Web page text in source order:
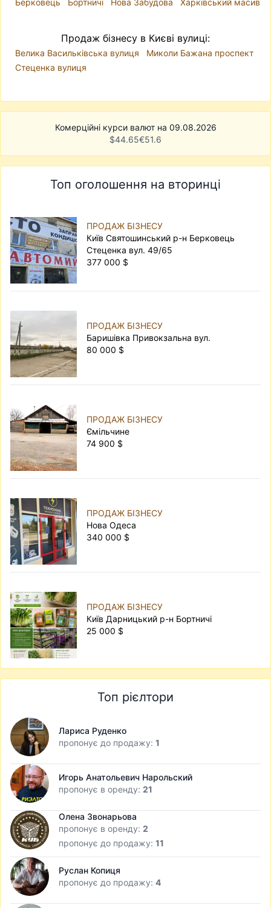
Берковець Бортничі Нова Забудова Харківський масив
Продаж бізнесу в Києві вулиці:
Велика Васильківська вулиця
Миколи Бажана проспект
Стеценка вулиця
Комерційні курси валют на 09.08.2026
$44.65€51.6
Топ оголошення на вторинці
ПРОДАЖ БІЗНЕСУ
Київ Святошинський р-н Берковець
Стеценка вул. 49/65
377 000 $
ПРОДАЖ БІЗНЕСУ
Баришівка Привокзальна вул.
80 000 $
ПРОДАЖ БІЗНЕСУ
Ємільчине
74 900 $
ПРОДАЖ БІЗНЕСУ
Нова Одеса
340 000 $
ПРОДАЖ БІЗНЕСУ
Київ Дарницький р-н Бортничі
25 000 $
Топ рієлтори
Лариса Руденко
пропонує до продажу: 1
Игорь Анатольевич Нарольский
пропонує в оренду: 21
Олена Звонарьова
пропонує в оренду: 2
пропонує до продажу: 11
Руслан Копиця
пропонує до продажу: 4